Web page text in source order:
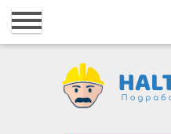
Главная
Регистрация